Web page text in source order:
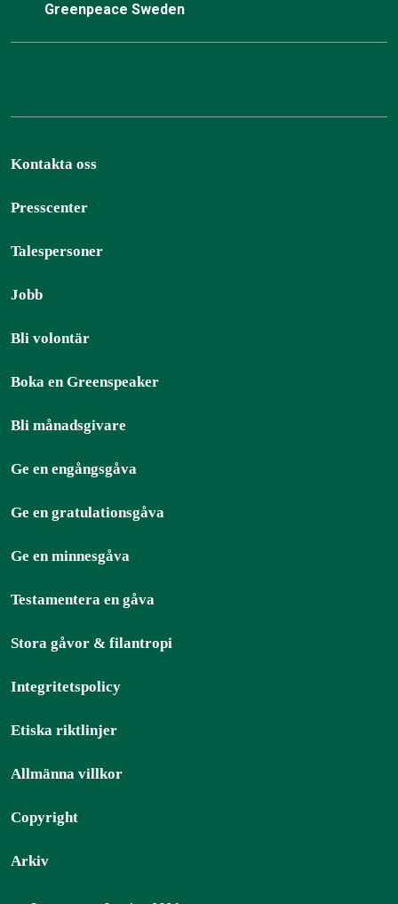
Greenpeace Sweden
Kontakta oss
Presscenter
Talespersoner
Jobb
Bli volontär
Boka en Greenspeaker
Bli månadsgivare
Ge en engångsgåva
Ge en gratulationsgåva
Ge en minnesgåva
Testamentera en gåva
Stora gåvor & filantropi
Integritetspolicy
Etiska riktlinjer
Allmänna villkor
Copyright
Arkiv